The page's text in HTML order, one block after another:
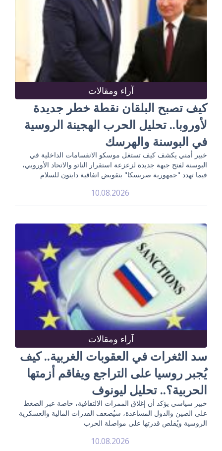
آراء ومقالات
كيف تصبح البلقان نقطة خطر جديدة
لأوروبا.. تحليل الحرب الهجينة الروسية
في البوسنة والهرسك
خبير أمني يكشف كيف تستغل موسكو الانقسامات الداخلية في
البوسنة لفتح جبهة جديدة لزعزعة استقرار الناتو والاتحاد الأوروبي،
فيما تهدد "جمهورية صربسكا" بتقويض اتفاقية دايتون للسلام
10.08.2026
آراء ومقالات
سد الثغرات في العقوبات الغربية.. كيف
يُجبر روسيا على التراجع ويفاقم أزمتها
الحربية؟.. تحليل ليونوف
خبير سياسي يؤكد أن إغلاق الممرات الالتفافية، خاصة عبر الضغط
على الصين والدول المساعدة، سيُضعف القدرات المالية والعسكرية
الروسية ويُقلص قدرتها على مواصلة الحرب
10.08.2026